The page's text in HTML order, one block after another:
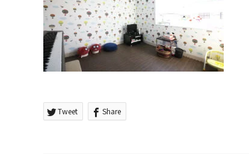
Tweet Share